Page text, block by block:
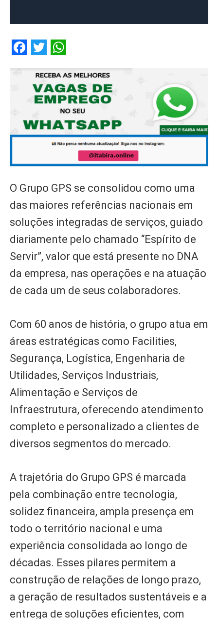
O Grupo GPS se consolidou como uma
das maiores referências nacionais em
soluções integradas de serviços, guiado
diariamente pelo chamado “Espírito de
Servir”, valor que está presente no DNA
da empresa, nas operações e na atuação
de cada um de seus colaboradores.
Com 60 anos de história, o grupo atua em
áreas estratégicas como Facilities,
Segurança, Logística, Engenharia de
Utilidades, Serviços Industriais,
Alimentação e Serviços de
Infraestrutura, oferecendo atendimento
completo e personalizado a clientes de
diversos segmentos do mercado.
A trajetória do Grupo GPS é marcada
pela combinação entre tecnologia,
solidez financeira, ampla presença em
todo o território nacional e uma
experiência consolidada ao longo de
décadas. Esses pilares permitem a
construção de relações de longo prazo,
a geração de resultados sustentáveis e a
entrega de soluções eficientes, com